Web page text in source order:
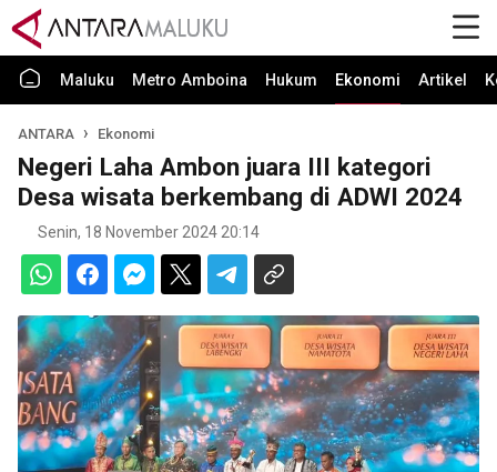
Maluku Metro Amboina Hukum Ekonomi Artikel
ANTARA Ekonomi
Negeri Laha Ambon juara III kategori
Desa wisata berkembang di ADWI 2024
Senin, 18 November 2024 20:14